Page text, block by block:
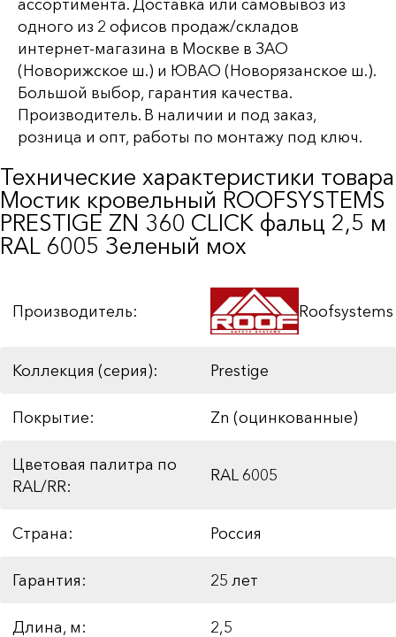
ассортимента. Доставка или самовывоз из
одного из 2 офисов продаж/складов
интернет-магазина в Москве в ЗАО
(Новорижское ш.) и ЮВАО (Новорязанское ш.).
Большой выбор, гарантия качества.
Производитель. В наличии и под заказ,
розница и опт, работы по монтажу под ключ.
Технические характеристики товара
Мостик кровельный ROOFSYSTEMS
PRESTIGE ZN 360 CLICK фальц 2,5 м
RAL 6005 Зеленый мох
Производитель: Roofsystems
Коллекция (серия): Prestige
Покрытие: Zn (оцинкованные)
Цветовая палитра по
RAL/RR:
RAL 6005
Страна: Россия
Гарантия: 25 лет
Длина, м: 2,5